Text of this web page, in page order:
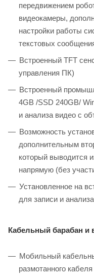
передвижением
видеокамеры,
настройки работы
текстовых
Встроенный TFT
управления ПК)
Встроенный
4GB /SSD 240GB/
и анализа видео с
Возможность
дополнительным
который выводится
напрямую (без
Установленное на
для записи и
Кабельный барабан и
Мобильный
размотанного кабеля